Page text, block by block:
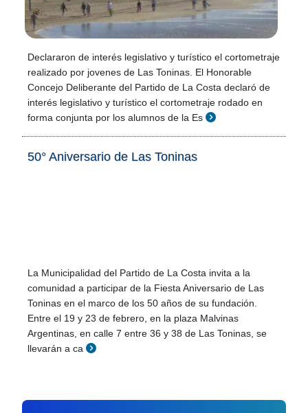
Declararon de interés legislativo y turístico el cortometraje
realizado por jovenes de Las Toninas. El Honorable
Concejo Deliberante del Partido de La Costa declaró de
interés legislativo y turístico el cortometraje rodado en
forma conjunta por los alumnos de la Es
50° Aniversario de Las Toninas
La Municipalidad del Partido de La Costa invita a la
comunidad a participar de la Fiesta Aniversario de Las
Toninas en el marco de los 50 años de su fundación.
Entre el 19 y 23 de febrero, en la plaza Malvinas
Argentinas, en calle 7 entre 36 y 38 de Las Toninas, se
llevarán a ca